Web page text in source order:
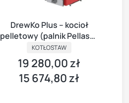
DrewKo Plus – kocioł
pelletowy (palnik PellasX)
24kW
KOTŁOSTAW
Cena
19 280,00 zł
Cena
15 674,80 zł